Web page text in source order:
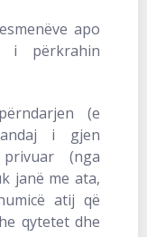
apo
përkrahin
(e
i gjen
(nga
janë me ata,
atij që
qytetet dhe